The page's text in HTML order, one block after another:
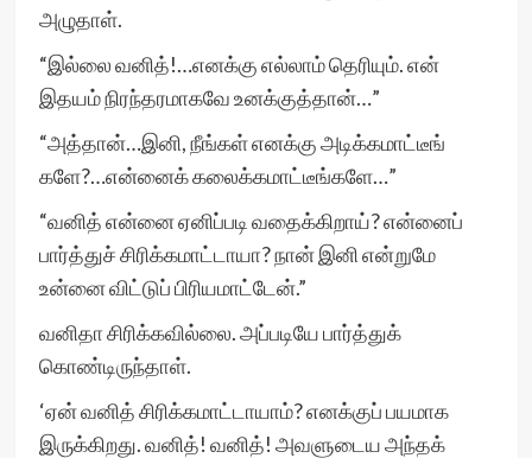
அழுதாள்.
“இல்லை வனித்!…எனக்கு எல்லாம் தெரியும். என்
இதயம் நிரந்தரமாகவே உனக்குத்தான்…”
“அத்தான்…இனி, நீங்கள் எனக்கு அடிக்கமாட்டீங்
களே?…என்னைக் கலைக்கமாட்டீங்களே…”
“வனித் என்னை ஏனிப்படி வதைக்கிறாய்? என்னைப்
பார்த்துச் சிரிக்கமாட்டாயா? நான் இனி என்றுமே
உன்னை விட்டுப் பிரியமாட்டேன்.”
வனிதா சிரிக்கவில்லை. அப்படியே பார்த்துக்
கொண்டிருந்தாள்.
‘ஏன் வனித் சிரிக்கமாட்டாயாம்? எனக்குப் பயமாக
இருக்கிறது. வனித்! வனித்! அவளுடைய அந்தக்